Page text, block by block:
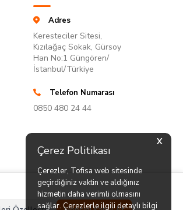
X
Çerez Politikası
Çerezler, Tofisa web sitesinde
geçirdiğiniz vaktin ve aldığınız
hizmetin daha verimli olmasını
sağlar. Çerezlerle ilgili detaylı bilgi
Adres
Keresteciler Sitesi,
Kızılağaç Sokak, Gürsoy
Han No:1 Güngören/
İstanbul/Türkiye
Telefon Numarası
0850 480 24 44